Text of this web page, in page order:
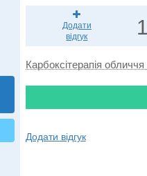
Додати
відгук
Карбоксітерапія обличчя
Додати відгук